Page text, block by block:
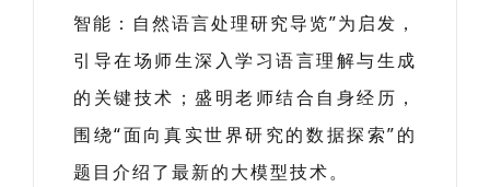
智能：自然语言处理研究导览”为启发，
引导在场师生深入学习语言理解与生成
的关键技术；盛明老师结合自身经历，
围绕“面向真实世界研究的数据探索”的
题目介绍了最新的大模型技术。